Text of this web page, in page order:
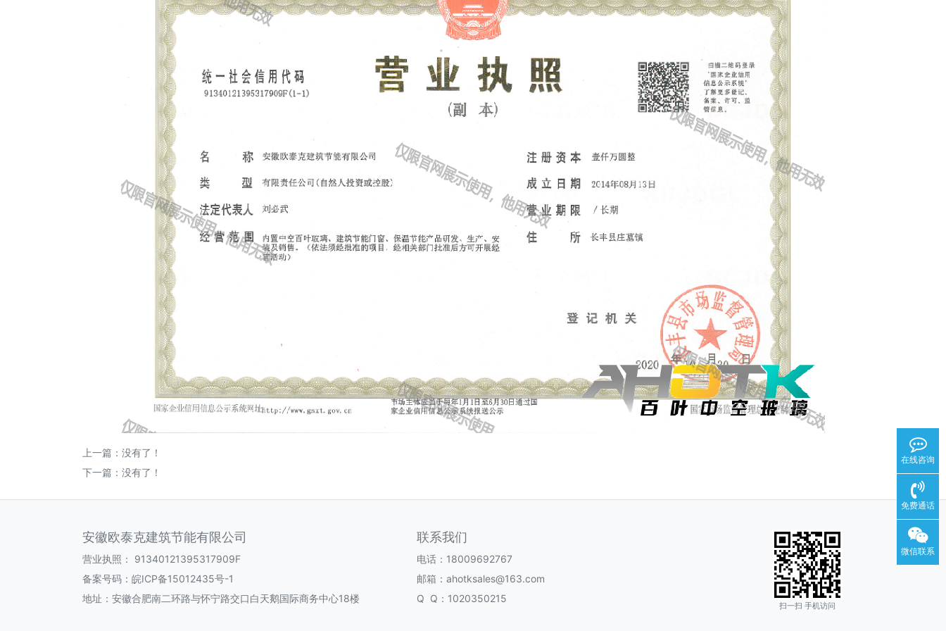
上一篇：没有了！
下一篇：没有了！
安徽欧泰克建筑节能有限公司
营业执照： 91340121395317909F
备案号码： 皖ICP备15012435号-1
地址：安徽合肥南二环路与怀宁路交口白天鹅国际商务中心18楼
联系我们
电话：18009692767
邮箱：ahotksales@163.com
Q Q：1020350215
扫一扫 手机访问
在线咨询
免费通话
微信联系